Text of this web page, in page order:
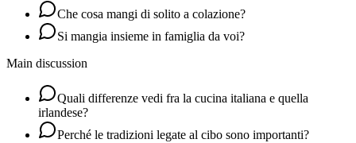
Che cosa mangi di solito a colazione?
Si mangia insieme in famiglia da voi?
Main discussion
Quali differenze vedi fra la cucina italiana e quella
irlandese?
Perché le tradizioni legate al cibo sono importanti?